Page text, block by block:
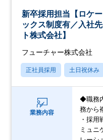
新卒採用担当【ロケ
ックス制度有／入社
ト株式会社】
フューチャー株式会社
正社員採用 土日祝休み
業務内容
◆職務
務から
・採
ミュニ